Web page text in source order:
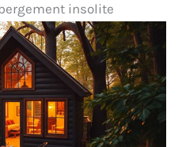
insolite